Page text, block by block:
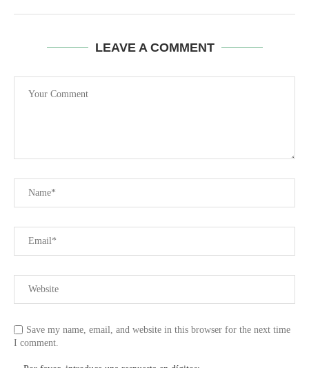
LEAVE A COMMENT
Save my name, email, and website in this browser for the next time
I comment.